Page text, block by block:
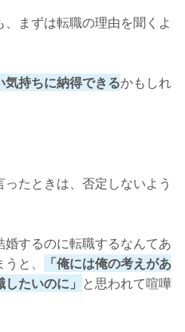
まずは転職の理由を聞くよ
気持ちに納得できるかもしれ
たときは、否定しないよう
婚するのに転職するなんてあ
と、
「俺には俺の考えがあ
たいのに」 と思われて喧嘩